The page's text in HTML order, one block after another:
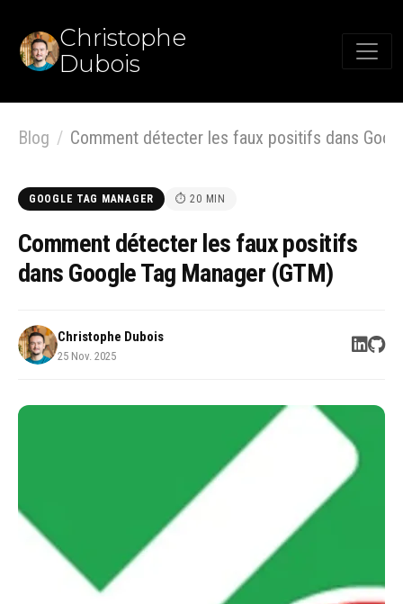
Christophe
Dubois
Blog Comment détecter les faux positifs dans Google Tag Manager
GOOGLE TAG MANAGER ⏱ 20 MIN
Comment détecter les faux positifs
dans Google Tag Manager (GTM)
Christophe Dubois
25 Nov. 2025